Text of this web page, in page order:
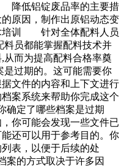
降低铝锭废品率的主要措
因，制作出原铝动态变
训 针对全体配料人员
料员都能掌握配料技术并
而为提高配料合格率奠
过期的。这可能需要你
文件的内容和上下文进行
案系统来帮助你完成这个
确定了哪些档案是过期
你可能会发现一些文件已
还可以用于参考目的。你
表，以便于后续的处
案的方式取决于许多因